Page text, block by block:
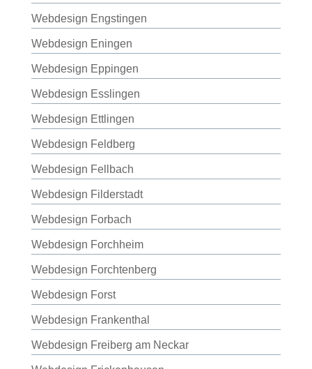
Webdesign Engstingen
Webdesign Eningen
Webdesign Eppingen
Webdesign Esslingen
Webdesign Ettlingen
Webdesign Feldberg
Webdesign Fellbach
Webdesign Filderstadt
Webdesign Forbach
Webdesign Forchheim
Webdesign Forchtenberg
Webdesign Forst
Webdesign Frankenthal
Webdesign Freiberg am Neckar